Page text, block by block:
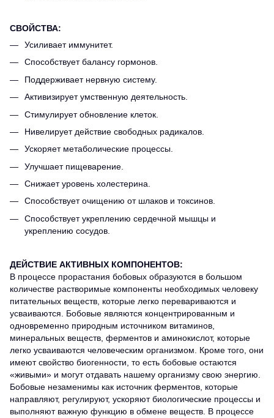
СВОЙСТВА:
Усиливает иммунитет.
Способствует балансу гормонов.
Поддерживает нервную систему.
Активизирует умственную деятельность.
Стимулирует обновление клеток.
Нивелирует действие свободных радикалов.
Ускоряет метаболические процессы.
Улучшает пищеварение.
Снижает уровень холестерина.
Способствует очищению от шлаков и токсинов.
Способствует укреплению сердечной мышцы и
укреплению сосудов.
ДЕЙСТВИЕ АКТИВНЫХ КОМПОНЕНТОВ:
В процессе прорастания бобовых образуются в большом
количестве растворимые компоненты необходимых человеку
питательных веществ, которые легко перевариваются и
усваиваются. Бобовые являются концентрированным и
одновременно природным источником витаминов,
минеральных веществ, ферментов и аминокислот, которые
легко усваиваются человеческим организмом. Кроме того, они
имеют свойство биогенности, то есть бобовые остаются
«живыми» и могут отдавать нашему организму свою энергию.
Бобовые незаменимы как источник ферментов, которые
направляют, регулируют, ускоряют биологические процессы и
выполняют важную функцию в обмене веществ. В процессе